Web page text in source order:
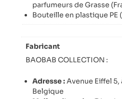
parfumeurs de Grasse
Bouteille en plastique PE
Fabricant
BAOBAB COLLECTION :
Adresse : Avenue Eiffel 5,
Belgique